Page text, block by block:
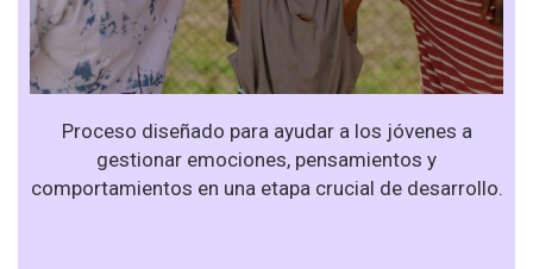
Proceso diseñado para ayudar a los jóvenes a
gestionar emociones, pensamientos y
comportamientos en una etapa crucial de desarrollo.